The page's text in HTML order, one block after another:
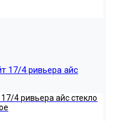
4 ривьера айс стекло